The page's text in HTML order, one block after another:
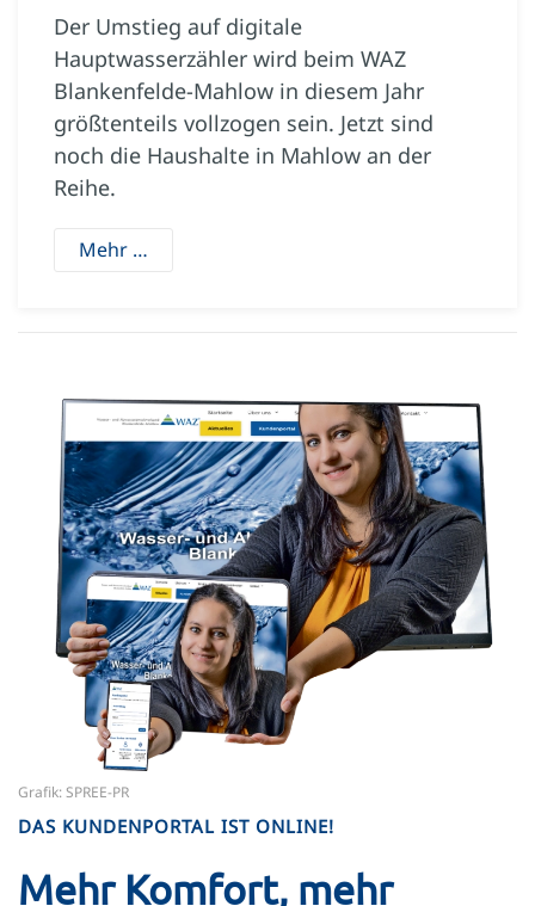
Der Umstieg auf digitale
Hauptwasserzähler wird beim WAZ
Blankenfelde-Mahlow in diesem Jahr
größtenteils vollzogen sein. Jetzt sind
noch die Haushalte in Mahlow an der
Reihe.
Mehr …
Grafik: SPREE-PR
DAS KUNDENPORTAL IST ONLINE!
Mehr Komfort, mehr